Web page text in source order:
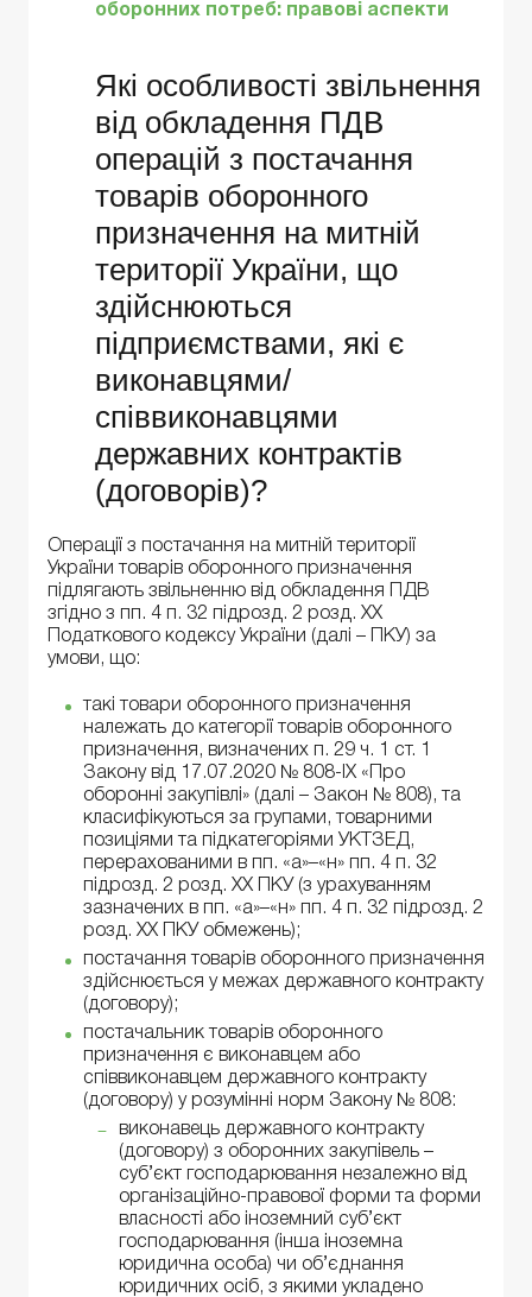
оборонних потреб: правові аспекти
Які особливості звільнення
від обкладення ПДB
операцій з постачання
товарів оборонного
призначення на митній
території України, що
здійснюються
підприємствами, які є
виконавцями/
співвиконавцями
державних контрактів
(договорів)?
Операції з постачання на митній території
України товарів оборонного призначення
підлягають звільненню від обкладення ПДВ
згідно з пп. 4 п. 32 підрозд. 2 розд. XX
Податкового кодексу України (далі – ПКУ) за
умови, що:
такі товари оборонного призначення
належать до категорії товарів оборонного
призначення, визначених п. 29 ч. 1 ст. 1
Закону від 17.07.2020 № 808-IX «Про
оборонні закупівлі» (далі – Закон № 808), та
класифікуються за групами, товарними
позиціями та підкатегоріями УКТЗЕД,
перерахованими в пп. «а»–«н» пп. 4 п. 32
підрозд. 2 розд. XX ПКУ (з урахуванням
зазначених в пп. «а»–«н» пп. 4 п. 32 підрозд. 2
розд. XX ПКУ обмежень);
постачання товарів оборонного призначення
здійснюється у межах державного контракту
(договору);
постачальник товарів оборонного
призначення є виконавцем або
співвиконавцем державного контракту
(договору) у розумінні норм Закону № 808:
виконавець державного контракту
(договору) з оборонних закупівель –
суб’єкт господарювання незалежно від
організаційно-правової форми та форми
власності або іноземний суб’єкт
господарювання (інша іноземна
юридична особа) чи об’єднання
юридичних осіб, з якими укладено